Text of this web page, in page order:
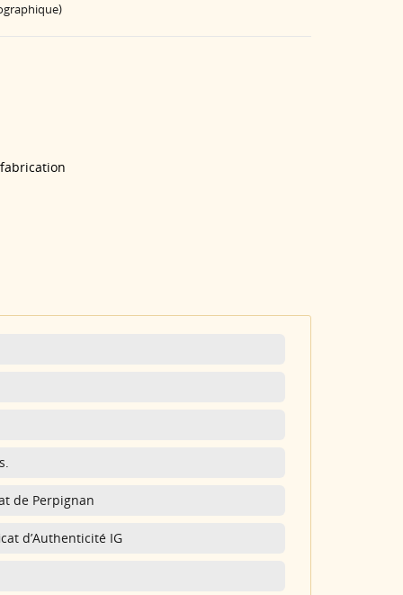
de Perpignan
d’Authenticité IG